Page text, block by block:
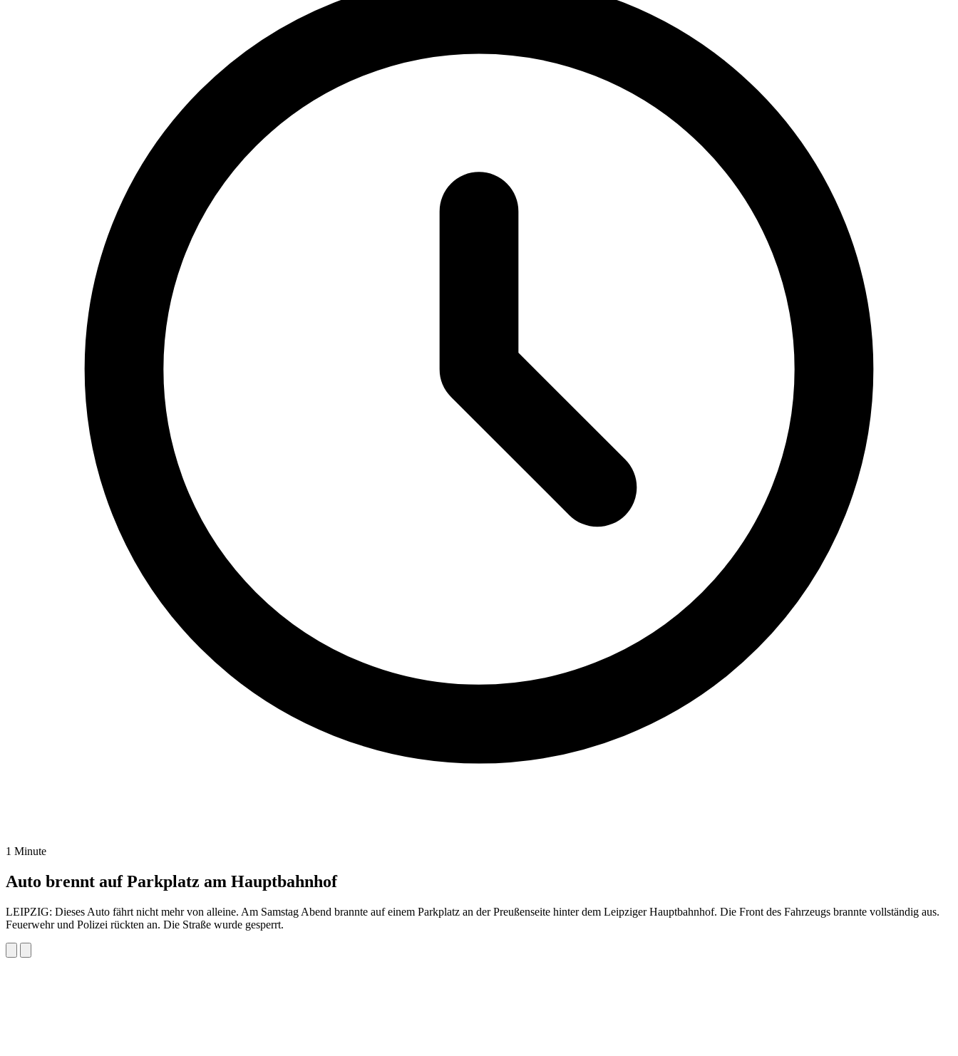
1 Minute
Auto brennt auf Parkplatz am Hauptbahnhof
LEIPZIG: Dieses Auto fährt nicht mehr von alleine. Am Samstag Abend brannte auf einem Parkplatz an der Preußenseite hinter dem Leipziger Hauptbahnhof. Die Front des Fahrzeugs brannte vollständig aus.
Feuerwehr und Polizei rückten an. Die Straße wurde gesperrt.